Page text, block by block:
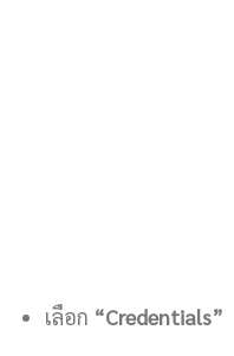
เลือก “Credentials”